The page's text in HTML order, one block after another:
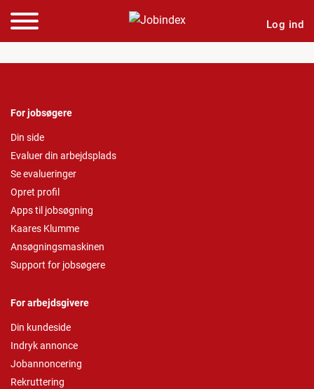
Log ind
For jobsøgere
Din side
Evaluer din arbejdsplads
Se evalueringer
Opret profil
Apps til jobsøgning
Kaares Klumme
Ansøgningsmaskinen
Support for jobsøgere
For arbejdsgivere
Din kundeside
Indryk annonce
Jobannoncering
Rekruttering